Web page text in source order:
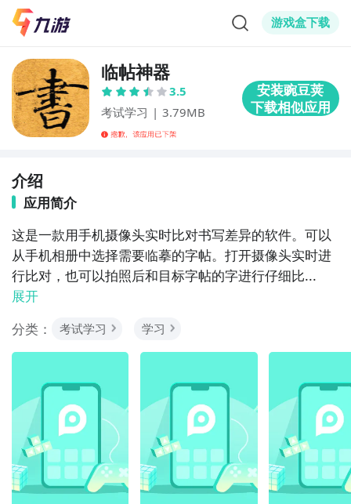
游戏盒下载
临帖神器
3.5
考试学习 | 3.79MB
介绍
应用简介
这是一款用手机摄像头实时比对书写差异的软件。可以
从手机相册中选择需要临摹的字帖。打开摄像头实时进
行比对，也可以拍照后和目标字帖的字进行仔细比...
展开
分类：
考试学习 学习